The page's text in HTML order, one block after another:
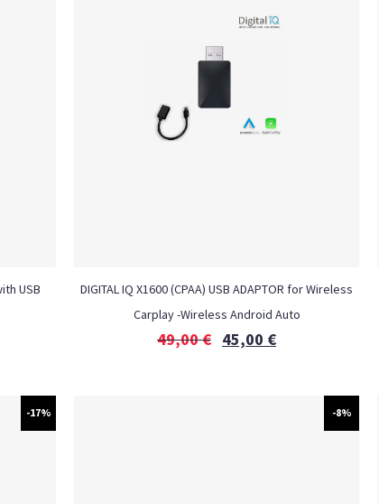
USB
DIGITAL IQ X1600 (CPAA) USB ADAPTOR for Wireless
Carplay -Wireless Android Auto
49,00€ 45,00 €
-17% -8%